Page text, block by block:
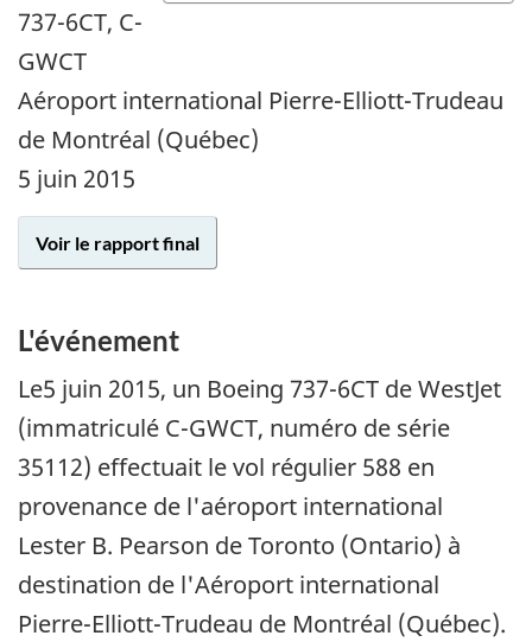
737-6CT, C-
GWCT
Aéroport international Pierre-Elliott-Trudeau
de Montréal (Québec)
5 juin 2015
Voir le rapport final
L'événement
Le5 juin 2015, un Boeing 737-6CT de WestJet
(immatriculé C-GWCT, numéro de série
35112) effectuait le vol régulier 588 en
provenance de l'aéroport international
Lester B. Pearson de Toronto (Ontario) à
destination de l'Aéroport international
Pierre-Elliott-Trudeau de Montréal (Québec).